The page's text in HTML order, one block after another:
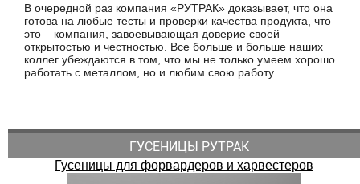
В очередной раз компания «РУТРАК» доказывает, что она
готова на любые тесты и проверки качества продукта, что
это – компания, завоевывающая доверие своей
открытостью и честностью. Все больше и больше наших
коллег убеждаются в том, что мы не только умеем хорошо
работать с металлом, но и любим свою работу.
ГУСЕНИЦЫ РУТРАК
Гусеницы для форвардеров и харвестеров